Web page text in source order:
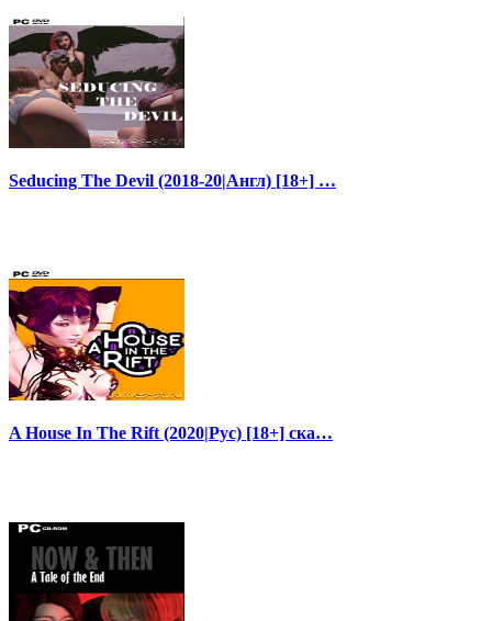
Seducing The Devil (2018-20|Англ) [18+] …
A House In The Rift (2020|Рус) [18+] ска…